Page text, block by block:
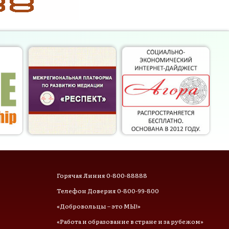
Горячая Линия 0-800-88888
Телефон Доверия 0-800-99-800
«Добровольцы – это МЫ!»
«Работа и образование в стране и за рубежом»